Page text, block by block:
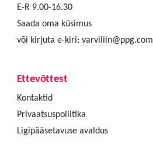
E-R 9.00-16.30
Saada oma küsimus
või kirjuta e-kiri: varviliin@ppg.com
Ettevõttest
Kontaktid
Privaatsuspoliitika
Ligipääsetavuse avaldus